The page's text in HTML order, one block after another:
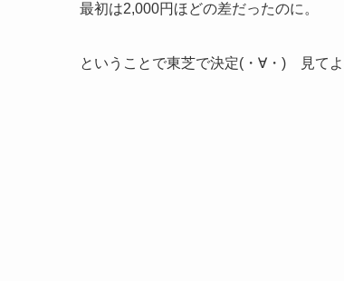
最初は2,000円ほどの差だったのに。
ということで東芝で決定(・∀・) 見てよ